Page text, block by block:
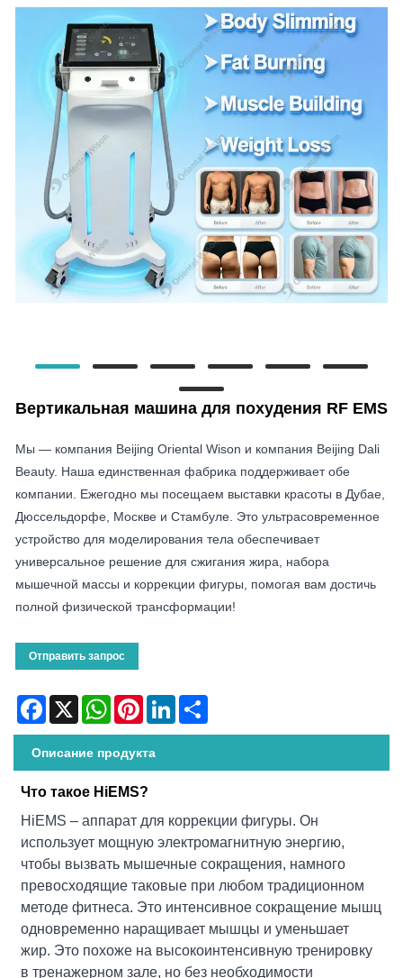
Вертикальная машина для похудения RF EMS
Мы — компания Beijing Oriental Wison и компания Beijing Dali
Beauty. Наша единственная фабрика поддерживает обе
компании. Ежегодно мы посещаем выставки красоты в Дубае,
Дюссельдорфе, Москве и Стамбуле. Это ультрасовременное
устройство для моделирования тела обеспечивает
универсальное решение для сжигания жира, набора
мышечной массы и коррекции фигуры, помогая вам достичь
полной физической трансформации!
Отправить запрос
Facebook
X WhatsAppPinterestLinkedIn
Описание продукта
Что такое HiEMS?
HiEMS – аппарат для коррекции фигуры. Он
использует мощную электромагнитную энергию,
чтобы вызвать мышечные сокращения, намного
превосходящие таковые при любом традиционном
методе фитнеса. Это интенсивное сокращение мышц
одновременно наращивает мышцы и уменьшает
жир. Это похоже на высокоинтенсивную тренировку
в тренажерном зале, но без необходимости